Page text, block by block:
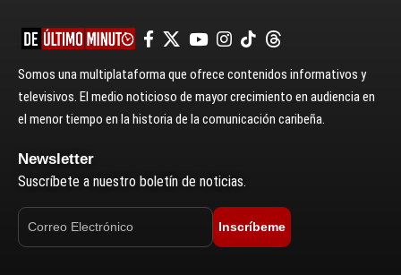
Somos una multiplataforma que ofrece contenidos informativos y
televisivos. El medio noticioso de mayor crecimiento en audiencia en
el menor tiempo en la historia de la comunicación caribeña.
Newsletter
Suscríbete a nuestro boletín de noticias.
Inscríbeme